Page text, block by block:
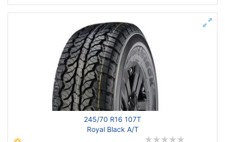
245/70 R16 107T
Royal Black A/T